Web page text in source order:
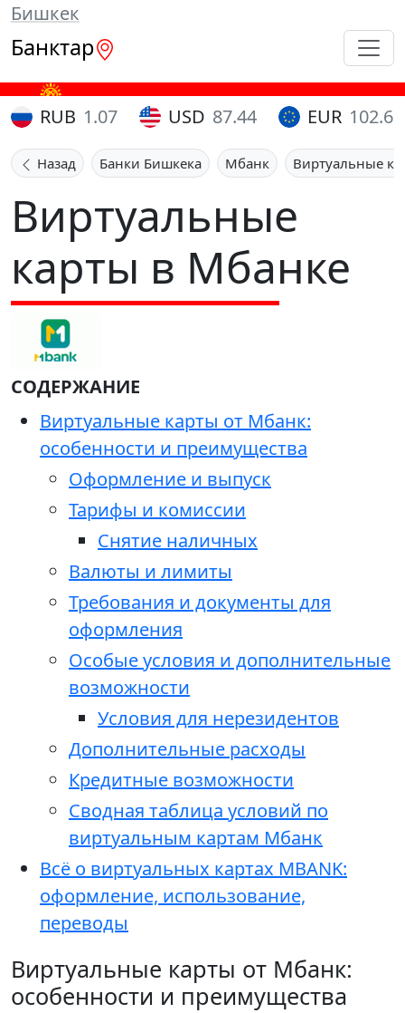
Бишкек
Банктар
RUB 1.07 USD 87.44 EUR 102.65
Назад Банки Бишкека Мбанк Виртуальные
Виртуальные
карты в Мбанке
СОДЕРЖАНИЕ
Виртуальные карты от Мбанк:
особенности и преимущества
Оформление и выпуск
Тарифы и комиссии
Снятие наличных
Валюты и лимиты
Требования и документы для
оформления
Особые условия и дополнительные
возможности
Условия для нерезидентов
Дополнительные расходы
Кредитные возможности
Сводная таблица условий по
виртуальным картам Мбанк
Всё о виртуальных картах MBANK:
оформление, использование,
переводы
Виртуальные карты от Мбанк:
особенности и преимущества